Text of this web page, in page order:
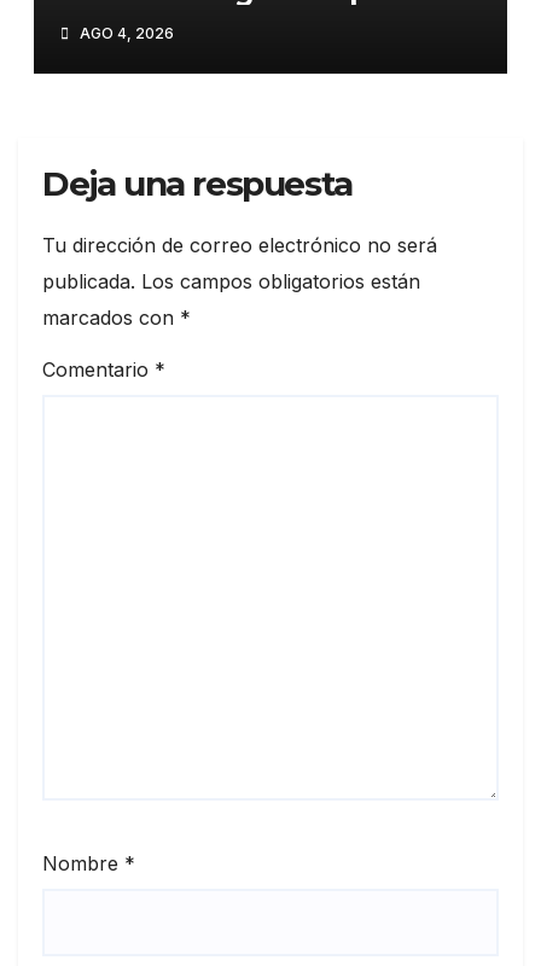
trenes en Italia por
precaución»
AGO 4, 2026
Deja una respuesta
Tu dirección de correo electrónico no será
publicada. Los campos obligatorios están
marcados con *
Comentario *
Nombre *